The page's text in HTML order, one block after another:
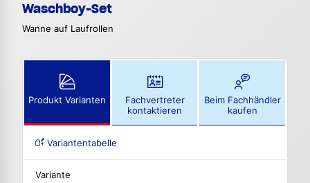
Waschboy-Set
Wanne auf Laufrollen
Produkt Varianten
Fachvertreter
kontaktieren
Beim Fachhändler
kaufen
Variantentabelle
Variante